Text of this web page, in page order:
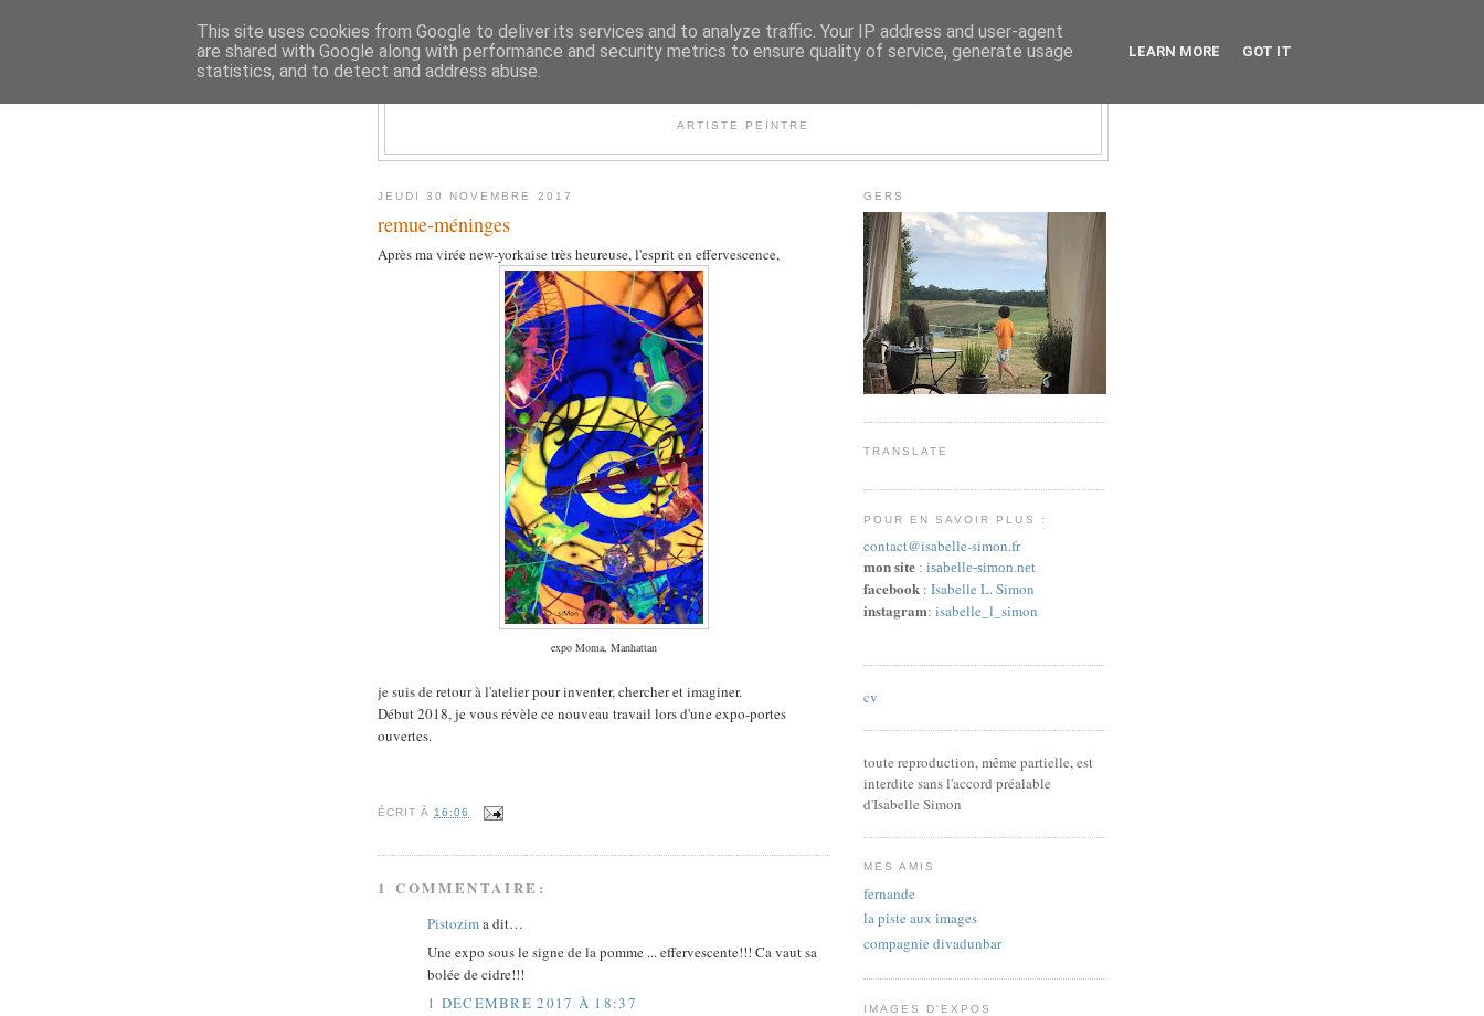
ARTISTE PEINTRE
JEUDI 30 NOVEMBRE 2017
remue-méninges
Après ma virée new-yorkaise très heureuse, l'esprit en effervescence,
expo Moma, Manhattan
je suis de retour à l'atelier pour inventer, chercher et imaginer.
Début 2018, je vous révèle ce nouveau travail lors d'une expo-portes
ouvertes.
ÉCRIT À 16:06
1 COMMENTAIRE:
Pistozima dit…
Une expo sous le signe de la pomme ... effervescente!!! Ca vaut sa
bolée de cidre!!!
1 DÉCEMBRE 2017 À 18:37
GERS
TRANSLATE
POUR EN SAVOIR PLUS :
contact@isabelle-simon.fr
mon site : isabelle-simon.net
facebook : Isabelle L. Simon
instagram: isabelle_l_simon
cv
toute reproduction, même partielle, est
interdite sans l'accord préalable
d'Isabelle Simon
MES AMIS
fernande
la piste aux images
compagnie divadunbar
IMAGES D'EXPOS
This site uses cookies from Google to deliver its services and to analyze traffic. Your IP address and user-agent
are shared with Google along with performance and security metrics to ensure quality of service, generate usage
statistics, and to detect and address abuse.
LEARN MORE GOT IT